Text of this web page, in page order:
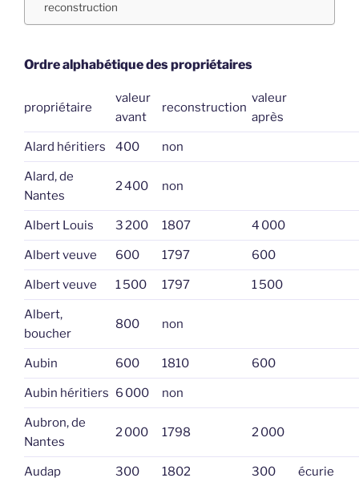
reconstruction
Ordre alphabétique des propriétaires
propriétaire
valeur
avant
reconstruction
valeur
après
Alard héritiers 400 non
Alard, de
Nantes
2 400 non
Albert Louis 3 200 1807 4 000
Albert veuve 600 1797 600
Albert veuve 1 500 1797 1 500
Albert,
boucher
800 non
Aubin 600 1810 600
Aubin héritiers 6 000 non
Aubron, de
Nantes
2 000 1798 2 000
Audap 300 1802 300 écurie